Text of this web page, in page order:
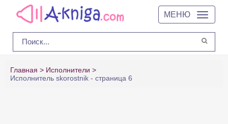
МЕНЮ
Главная
Исполнители
Исполнитель skorostnik - страница 6